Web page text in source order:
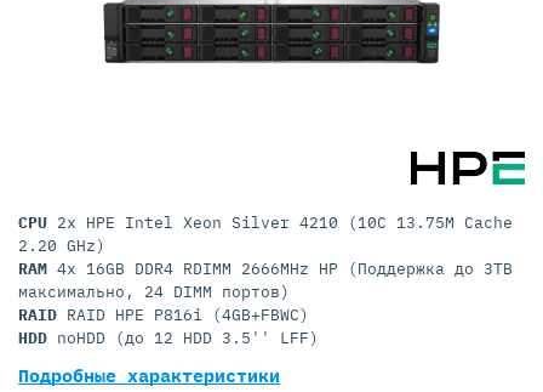
CPU 2x HPE Intel Xeon Silver 4210 (10C 13.75M Cache
2.20 GHz)
RAM 4x 16GB DDR4 RDIMM 2666MHz HP (Поддержка до 3TB
максимально, 24 DIMM портов)
RAID RAID HPE P816i (4GB+FBWC)
HDD noHDD (до 12 HDD 3.5'' LFF)
Подробные характеристики